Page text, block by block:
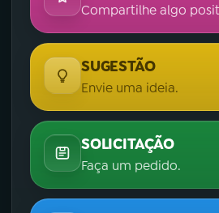
Compartilhe algo
SUGESTÃO
Envie uma ideia.
SOLICITAÇÃO
Faça um pedido.